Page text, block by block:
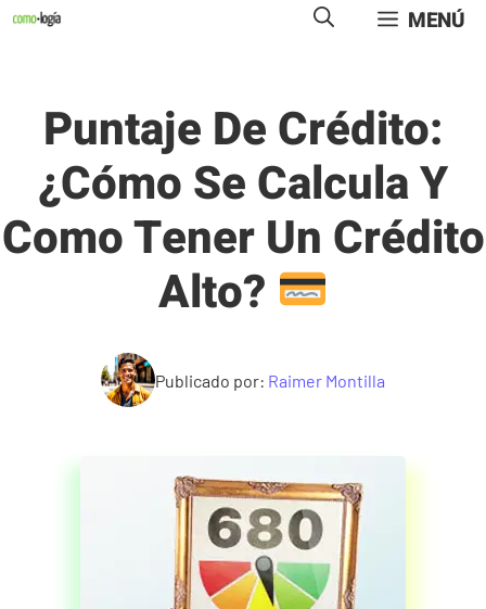
Saltar
MENÚ
Puntaje De Crédito:
¿Cómo Se Calcula Y
Como Tener Un Crédito
Alto?
Publicado por: Raimer Montilla